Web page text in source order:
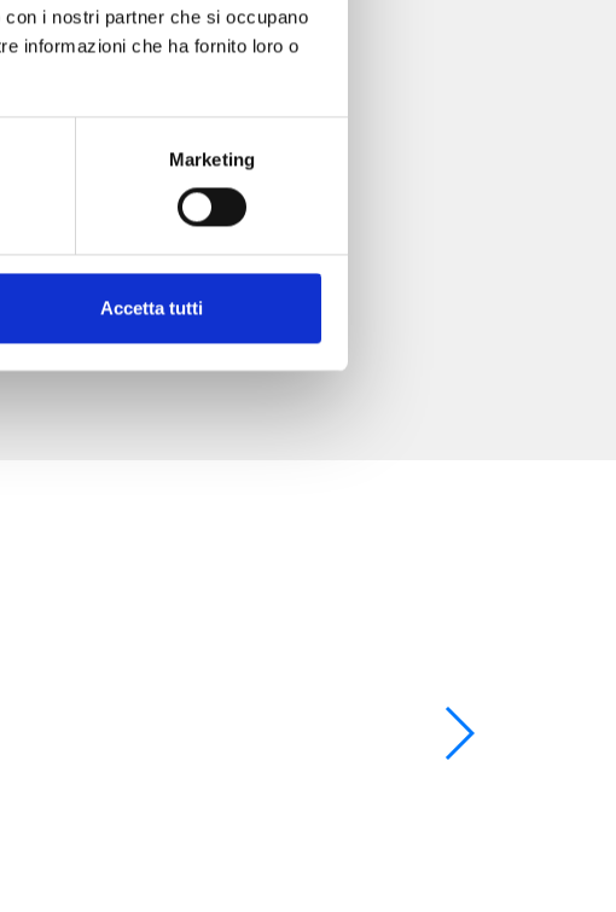
i nostri partner che si occupano
informazioni che ha fornito loro o
Marketing
Accetta tutti